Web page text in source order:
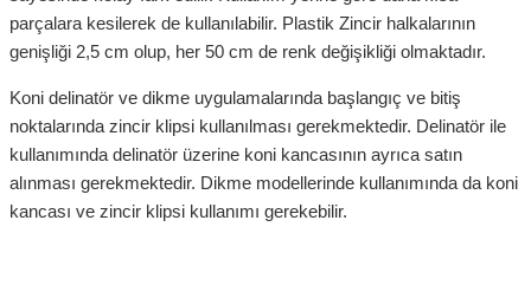
parçalara kesilerek de kullanılabilir. Plastik Zincir halkalarının
genişliği 2,5 cm olup, her 50 cm de renk değişikliği olmaktadır.
Koni delinatör ve dikme uygulamalarında başlangıç ve bitiş
noktalarında zincir klipsi kullanılması gerekmektedir. Delinatör ile
kullanımında delinatör üzerine koni kancasının ayrıca satın
alınması gerekmektedir. Dikme modellerinde kullanımında da koni
kancası ve zincir klipsi kullanımı gerekebilir.